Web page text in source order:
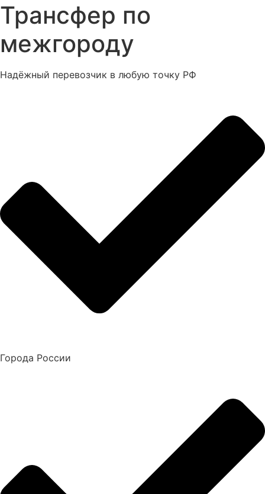
Трансфер по
межгороду
Надёжный перевозчик в любую точку РФ
Города России